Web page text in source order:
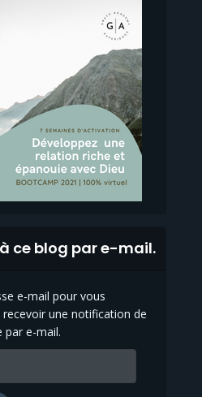
ce blog par e-mail.
e-mail pour vous
une notification de
par e-mail.